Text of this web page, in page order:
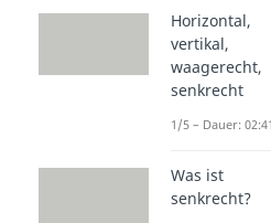
Horizontal,
vertikal,
waagerecht,
senkrecht
1/5 – Dauer: 02:41
Was ist
senkrecht?